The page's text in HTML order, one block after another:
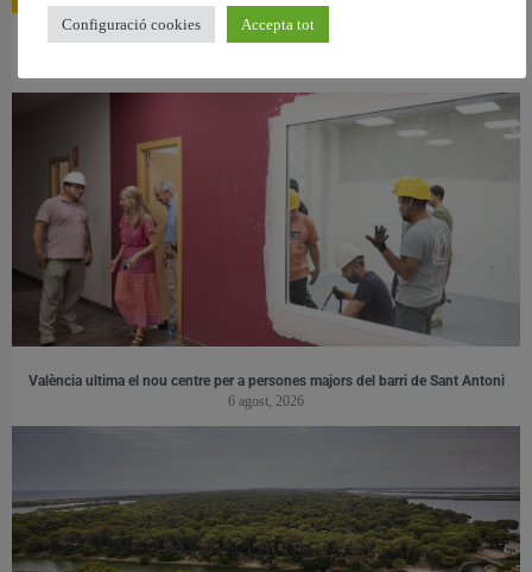
👀 Una mirada atenta puede marcar la diferencia.
València ultima el nou centre per a persones majors del barri de Sant Antoni
6 agost, 2026
Configuració cookies Accepta tot